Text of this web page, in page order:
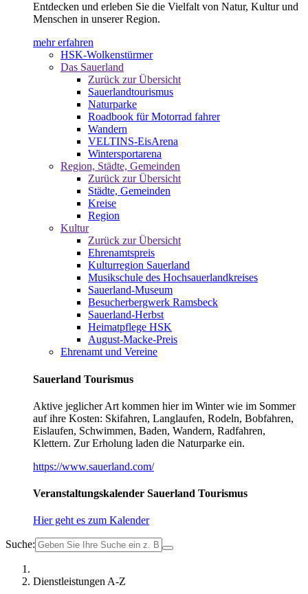
Entdecken und erleben Sie die Vielfalt von Natur, Kultur und
Menschen in unserer Region.
mehr erfahren
HSK-Wolkenstürmer
Das Sauerland
Zurück zur Übersicht
Sauerlandtourismus
Naturparke
Roadbook für Motorrad fahrer
Wandern
VELTINS-EisArena
Wintersportarena
Region, Städte, Gemeinden
Zurück zur Übersicht
Städte, Gemeinden
Kreise
Region
Kultur
Zurück zur Übersicht
Ehrenamtspreis
Kulturregion Sauerland
Musikschule des Hochsauerlandkreises
Sauerland-Museum
Besucherbergwerk Ramsbeck
Sauerland-Herbst
Heimatpflege HSK
August-Macke-Preis
Ehrenamt und Vereine
Sauerland Tourismus
Aktive jeglicher Art kommen hier im Winter wie im Sommer
auf ihre Kosten: Skifahren, Langlaufen, Rodeln, Bobfahren,
Eislaufen, Schwimmen, Baden, Wandern, Radfahren,
Klettern. Zur Erholung laden die Naturparke ein.
https://www.sauerland.com/
Veranstaltungskalender Sauerland Tourismus
Hier geht es zum Kalender
Suche:
Dienstleistungen A-Z